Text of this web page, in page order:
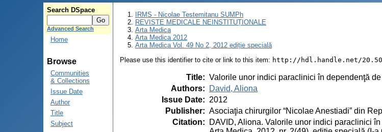
Search DSpace
Advanced Search
Home
Browse
Communities
& Collections
Issue Date
Author
Title
Subject
IRMS - Nicolae Testemitanu SUMPh
REVISTE MEDICALE NEINSTITUȚIONALE
Arta Medica
Arta Medica 2012
Arta Medica Vol. 49 No 2, 2012 ediție specială
Please use this identifier to cite or link to this item: http://hdl.handle.net/
Title: Valorile unor indici paraclinici în dependenţă
Authors:
David, Aliona
Issue Date: 2012
Publisher: Asociaţia chirurgilor “Nicolae Anestiadi” din
Citation:
DAVID, Aliona. Valorile unor indici paraclinici